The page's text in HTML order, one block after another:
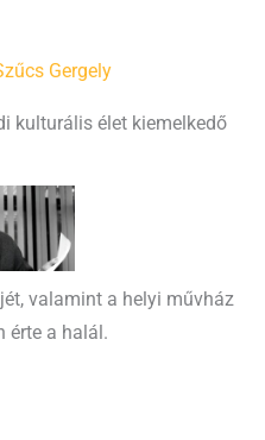
Gergely
kulturális élet kiemelkedő
valamint a helyi művház
érte a halál.